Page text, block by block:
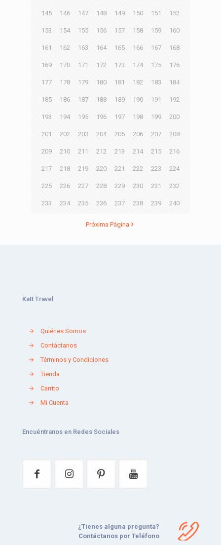
145 146 147 148 149 150 151 152
153 154 155 156 157 158 159 160
161 162 163 164 165 166 167 168
169 170 171 172 173 174 175 176
177 178 179 180 181 182 183 184
185 186 187 188 189 190 191 192
193 194 195 196 197 198 199 200
201 202 203 204 205 206 207 208
209 210 211 212 213 214 215 216
217 218 219 220 221 222 223 224
225 226 227 228 229 230 231 232
233 234 235 236 237 238 239 240
Próxima Página
Katt Travel
→
Quiénes Somos
→
Contáctanos
→
Términos y Condiciones
→
Tienda
→
Carrito
→
Mi Cuenta
Encuéntranos en Redes Sociales
¿Tienes alguna pregunta?
Contáctanos por Teléfono